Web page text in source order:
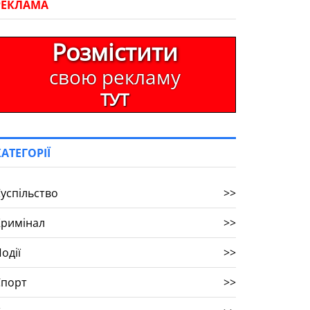
Розмістити
свою рекламу
ТУТ
>>
>>
>>
>>